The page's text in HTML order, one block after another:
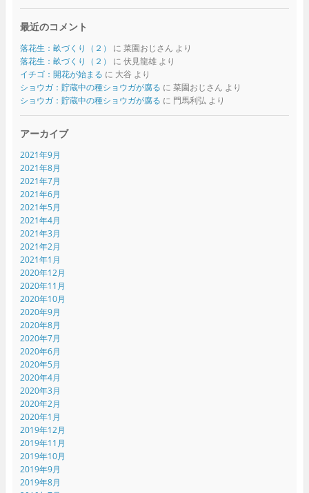
最近のコメント
落花生：畝づくり（２） に 菜園おじさん より
落花生：畝づくり（２）
に 伏見龍雄より
イチゴ：開花が始まる に 大谷 より
ショウガ：貯蔵中の種ショウガが腐る に 菜園おじさん より
ショウガ：貯蔵中の種ショウガが腐る に 門馬利弘 より
アーカイブ
2021年9月
2021年8月
2021年7月
2021年6月
2021年5月
2021年4月
2021年3月
2021年2月
2021年1月
2020年12月
2020年11月
2020年10月
2020年9月
2020年8月
2020年7月
2020年6月
2020年5月
2020年4月
2020年3月
2020年2月
2020年1月
2019年12月
2019年11月
2019年10月
2019年9月
2019年8月